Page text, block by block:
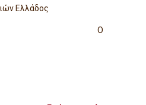
Ελλάδος
Ο